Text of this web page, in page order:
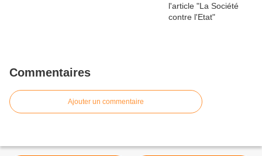
Commentaires
Ajouter un commentaire